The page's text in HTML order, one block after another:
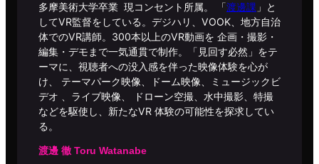
多摩美術大学卒業 現コンセント所属。 「渡邊課 」と
してVR監督をしている。デジハリ、VOOK、地方自治
体でのVR講師。300本以上のVR動画を 企画・撮影・
編集・デモまで⼀気通貫で制作。「見回す必然」をテ
ーマに、視聴者への没入感を伴った映像体験を心が
け、 テーマパーク映像、ドーム映像、ミュージックビ
デオ 、ライブ映像、 ドローン空撮、水中撮影、特撮
などを駆使し、新たなVR 体験の可能性を探求してい
る。
渡邊 徹 Toru Watanabe